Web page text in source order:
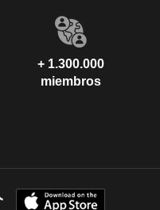
+ 1.300.000
miembros